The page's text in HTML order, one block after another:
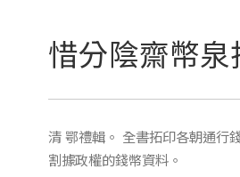
惜分陰齋幣
清 鄂禮輯。 全書拓印各朝通行
割據政權的錢幣資料。